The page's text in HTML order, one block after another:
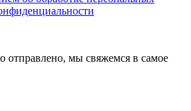
мы свяжемся в самое